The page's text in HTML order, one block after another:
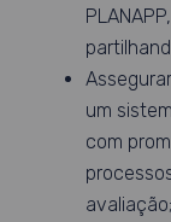
um
com
avaliação;